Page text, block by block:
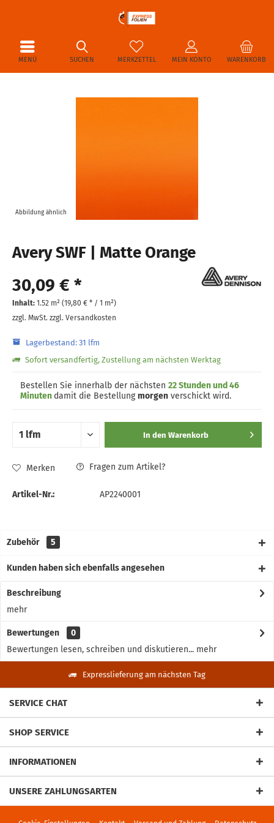
MENÜ WARENKORB
MERKZETTEL MEIN KONTO
SUCHEN
Abbildung ähnlich
Avery SWF | Matte Orange
30,09 € *
Inhalt: 1.52 m² (19,80 € * / 1 m²)
zzgl. MwSt. zzgl. Versandkosten
Lagerbestand: 31 lfm
Sofort versandfertig, Zustellung am nächsten Werktag
Bestellen Sie innerhalb der nächsten 22 Stunden und 46
Minuten damit die Bestellungmorgen verschickt wird.
In den Warenkorb
Merken Fragen zum Artikel?
Artikel-Nr.: AP2240001
Zubehör 5
Kunden haben sich ebenfalls angesehen
Beschreibung
mehr
Bewertungen
0
Bewertungen lesen, schreiben und diskutieren... mehr
Expresslieferung am nächsten Tag
SERVICE CHAT
SHOP SERVICE
INFORMATIONEN
UNSERE ZAHLUNGSARTEN